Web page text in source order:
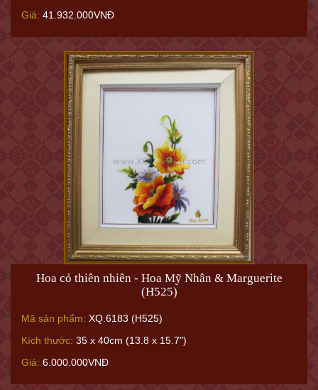
Giá: 41.932.000VNĐ
Hoa cỏ thiên nhiên - Hoa Mỹ Nhân & Marguerite
(H525)
Mã sản phẩm: XQ.6183 (H525)
Kích thước: 35 x 40cm (13.8 x 15.7")
Giá: 6.000.000VNĐ